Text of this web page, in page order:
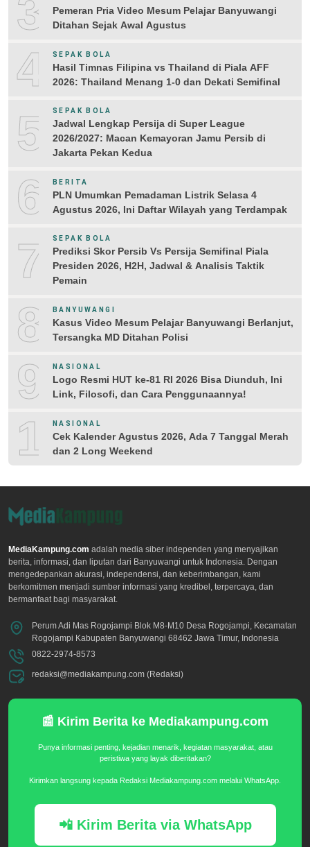
3
Pemeran Pria Video Mesum Pelajar Banyuwangi
Ditahan Sejak Awal Agustus
4 SEPAK BOLA
Hasil Timnas Filipina vs Thailand di Piala AFF
2026: Thailand Menang 1-0 dan Dekati Semifinal
5 SEPAK BOLA
Jadwal Lengkap Persija di Super League
2026/2027: Macan Kemayoran Jamu Persib di
Jakarta Pekan Kedua
6 BERITA
PLN Umumkan Pemadaman Listrik Selasa 4
Agustus 2026, Ini Daftar Wilayah yang Terdampak
7 SEPAK BOLA
Prediksi Skor Persib Vs Persija Semifinal Piala
Presiden 2026, H2H, Jadwal & Analisis Taktik
Pemain
8 BANYUWANGI
Kasus Video Mesum Pelajar Banyuwangi Berlanjut,
Tersangka MD Ditahan Polisi
9 NASIONAL
Logo Resmi HUT ke-81 RI 2026 Bisa Diunduh, Ini
Link, Filosofi, dan Cara Penggunaannya!
10NASIONAL
Cek Kalender Agustus 2026, Ada 7 Tanggal Merah
dan 2 Long Weekend
MediaKampung.com adalah media siber independen yang menyajikan
berita, informasi, dan liputan dari Banyuwangi untuk Indonesia. Dengan
mengedepankan akurasi, independensi, dan keberimbangan, kami
berkomitmen menjadi sumber informasi yang kredibel, terpercaya, dan
bermanfaat bagi masyarakat.
Perum Adi Mas Rogojampi Blok M8-M10 Desa Rogojampi, Kecamatan
Rogojampi Kabupaten Banyuwangi 68462 Jawa Timur, Indonesia
0822-2974-8573
redaksi@mediakampung.com (Redaksi)
📰 Kirim Berita ke Mediakampung.com
Punya informasi penting, kejadian menarik, kegiatan masyarakat, atau
peristiwa yang layak diberitakan?
Kirimkan langsung kepada Redaksi Mediakampung.com melalui WhatsApp.
📲 Kirim Berita via WhatsApp